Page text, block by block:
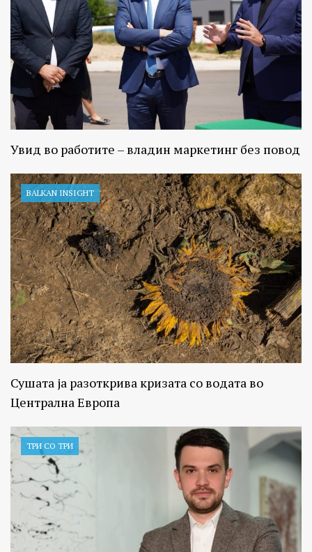
Увид во работите – владин маркетинг без повод
BALKAN INSIGHT
Сушата ја разоткрива кризата со водата во
Централна Европа
ТРИ СО ТРИ